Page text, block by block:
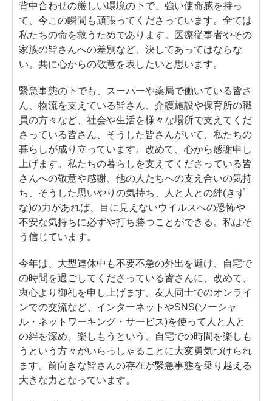
背中合わせの厳しい環境の下で、強い使命感を持っ
て、今この瞬間も頑張ってくださっています。全ては
私たちの命を救うためであります。医療従事者やその
家族の皆さんへの差別など、決してあってはならな
い。共に心からの敬意を表したいと思います。
緊急事態の下でも、スーパーや薬局で働いている皆さ
ん、物流を支えている皆さん、介護施設や保育所の職
員の方々など、社会や生活を様々な場所で支えてくだ
さっている皆さん、そうした皆さんがいて、私たちの
暮らしが成り立っています。改めて、心から感謝申し
上げます。私たちの暮らしを支えてくださっている皆
さんへの敬意や感謝、他の人たちへの支え合いの気持
ち、そうした思いやりの気持ち、人と人との絆(きず
な)の力があれば、目に見えないウイルスへの恐怖や
不安な気持ちに必ずや打ち勝つことができる。私はそ
う信じています。
今年は、大型連休中も不要不急の外出を避け、自宅で
の時間を過ごしてくださっている皆さんに、改めて、
衷心より御礼を申し上げます。友人同士でのオンライ
ンでの交流など、インターネットやSNS(ソーシャ
ル・ネットワーキング・サービス)を使って人と人と
の絆を深め、楽しもうという、自宅での時間を楽しも
うという方々がいらっしゃることに大変勇気づけられ
ます。前向きな皆さんの存在が緊急事態を乗り越える
大きな力となっています。